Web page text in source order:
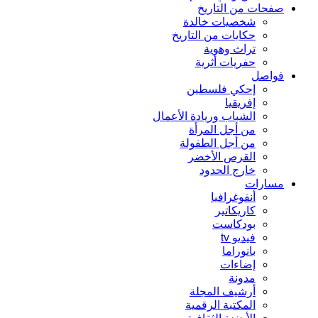
صفحات من التاريخ
شخصيات خالدة
حكايات من التاريخ
تراث وهوية
حفريات أثرية
فواصل
إحكي فلسطين
إفريقيا
الشباب وريادة الأعمال
من أجل المرأة
من أجل الطفولة
القرص الأخضر
خارج الحدود
مسارات
أنفوغرافيا
كاريكاتير
بودكاست
فيديو tv
بانوراما
إضاءات
مدونة
أرشيف المجلة
المكتبة الرقمية